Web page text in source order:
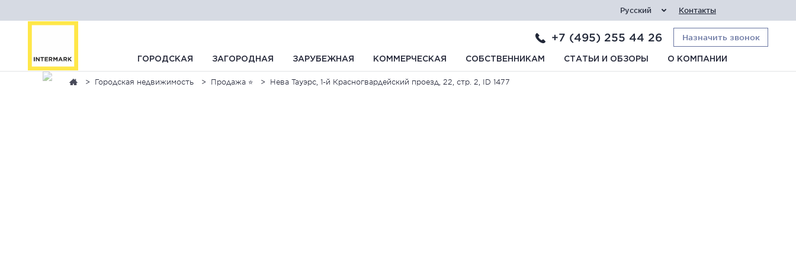
Русский Контакты
+7 (495) 255 44 26 Назначить звонок
ГОРОДСКАЯ ЗАГОРОДНАЯ ЗАРУБЕЖНАЯ КОММЕРЧЕСКАЯ СОБСТВЕННИКАМ СТАТЬИ И ОБЗОРЫ О КОМПАНИИ
Городская недвижимость Продажа ⭐ Нева Тауэрс, 1-й Красногвардейский проезд, 22, стр. 2, ID 1477